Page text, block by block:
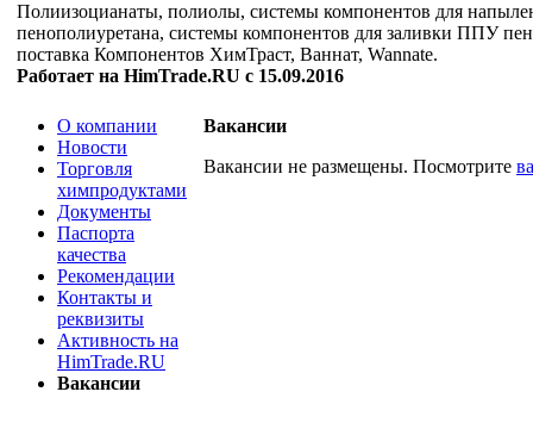
Полиизоцианаты, полиолы, системы компонентов для
пенополиуретана, системы компонентов для заливки ППУ
поставка Компонентов ХимТраст, Ваннат, Wannate.
Работает на HimTrade.RU с 15.09.2016
О компании
Новости
Торговля
химпродуктами
Документы
Паспорта
качества
Рекомендации
Контакты и
реквизиты
Активность на
HimTrade.RU
Вакансии
Вакансии
Вакансии не размещены. Посмотрите